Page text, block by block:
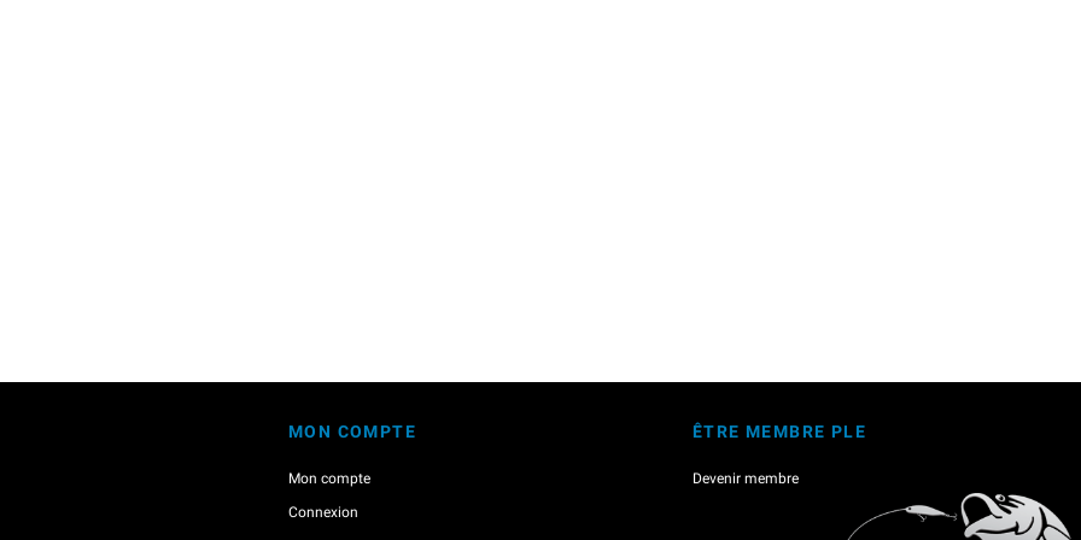
MON COMPTE
Mon compte
Connexion
ÊTRE MEMBRE PLE
Devenir membre